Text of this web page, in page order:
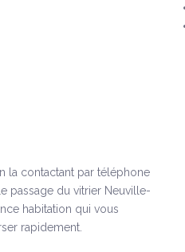
la contactant par téléphone
passage du vitrier Neuville-
habitation qui vous
rapidement.